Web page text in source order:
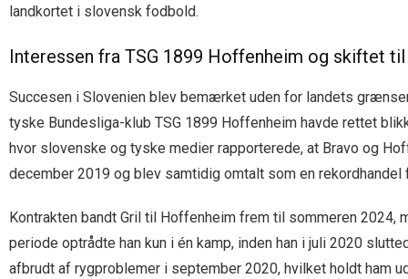
landkortet i slovensk fodbold.
Interessen fra TSG 1899 Hoffenheim og skiftet til
Succesen i Slovenien blev bemærket uden for landets
tyske Bundesliga-klub TSG 1899 Hoffenheim havde rettet
hvor slovenske og tyske medier rapporterede, at Bravo og
december 2019 og blev samtidig omtalt som en rekordhandel
Kontrakten bandt Gril til Hoffenheim frem til sommeren
periode optrådte han kun i én kamp, inden han i juli 2020
afbrudt af rygproblemer i september 2020, hvilket holdt ham